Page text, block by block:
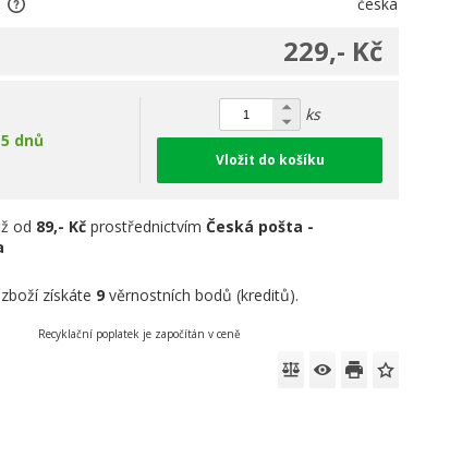
česká
229,- Kč
dnů
ks
Vložit do košíku
od 89,- Kč prostřednictvímČeská pošta -
získáte 9 věrnostních bodů (kreditů).
Recyklační poplatek je započítán v ceně